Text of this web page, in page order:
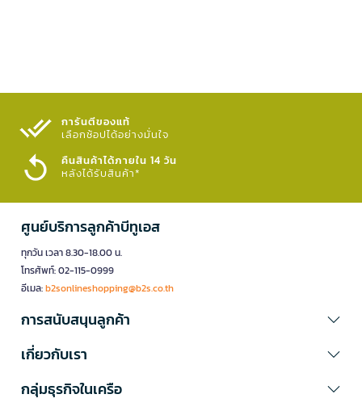
การันตีของแท้
เลือกช้อปได้อย่างมั่นใจ​
คืนสินค้าได้ภายใน 14 วัน
หลังได้รับสินค้า*
ศูนย์บริการลูกค้าบีทูเอส
ทุกวัน เวลา 8.30-18.00 น.
โทรศัพท์: 02-115-0999
อีเมล:b2sonlineshopping@b2s.co.th
การสนับสนุนลูกค้า
เกี่ยวกับเรา
กลุ่มธุรกิจในเครือ